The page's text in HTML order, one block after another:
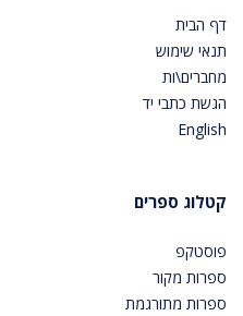
דף הבית
תנאי שימוש
מחברים\ות
הגשת כתבי יד
English
קטלוג ספרים
פוסטקפ
ספרות מקור
ספרות מתורגמת